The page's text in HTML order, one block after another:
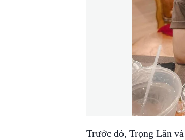
Trước đó, Trọng Lân